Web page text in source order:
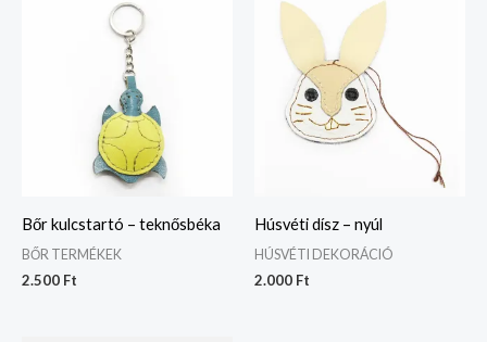
Bőr kulcstartó – teknősbéka
BŐR TERMÉKEK
2.500 Ft
Húsvéti dísz – nyúl
HÚSVÉTI DEKORÁCIÓ
2.000 Ft